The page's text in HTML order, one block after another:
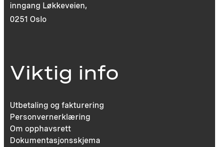
inngang Løkkeveien,
0251 Oslo
Viktig info
Utbetaling og fakturering
Personvernerklæring
Om opphavsrett
Dokumentasjonsskjema